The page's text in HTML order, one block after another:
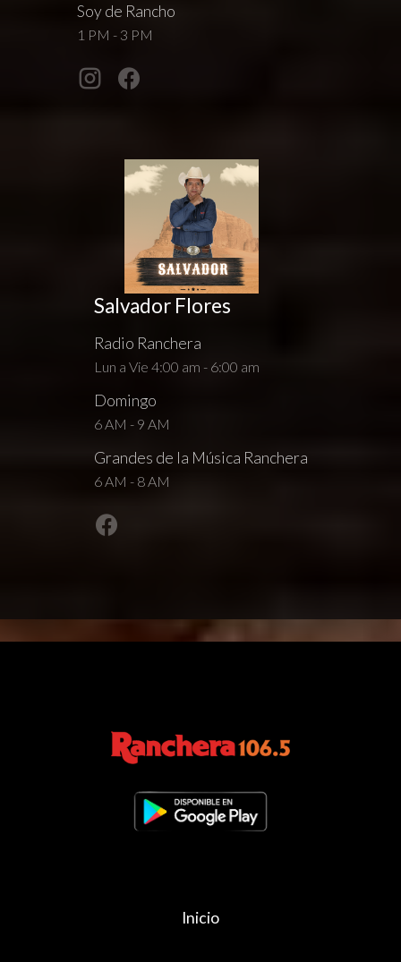
Soy de Rancho
1 PM - 3 PM
Salvador Flores
Radio Ranchera
Lun a Vie 4:00 am - 6:00 am
Domingo
6 AM - 9 AM
Grandes de la Música Ranchera
6 AM - 8 AM
Inicio